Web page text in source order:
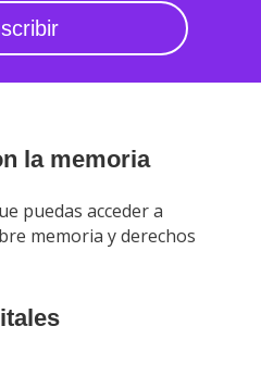
la memoria
puedas acceder a
memoria y derechos